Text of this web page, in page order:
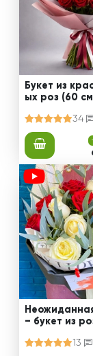
Букет из
ых роз (60
34
– букет из
13